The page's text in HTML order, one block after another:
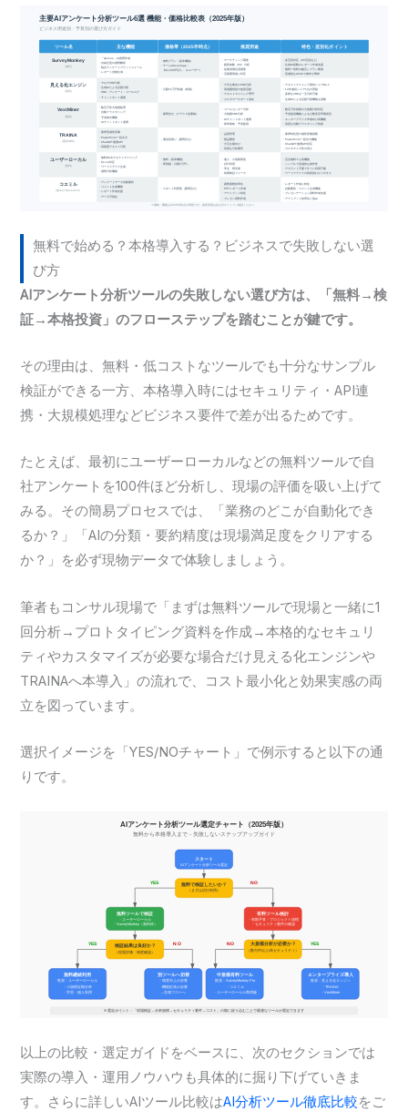
無料で始める？本格導入する？ビジネスで失敗しない選
び方
AIアンケート分析ツールの失敗しない選び方は、「無料→検
証→本格投資」のフローステップを踏むことが鍵です。
その理由は、無料・低コストなツールでも十分なサンプル
検証ができる一方、本格導入時にはセキュリティ・API連
携・大規模処理などビジネス要件で差が出るためです。
たとえば、最初にユーザーローカルなどの無料ツールで自
社アンケートを100件ほど分析し、現場の評価を吸い上げて
みる。その簡易プロセスでは、「業務のどこが自動化でき
るか？」「AIの分類・要約精度は現場満足度をクリアする
か？」を必ず現物データで体験しましょう。
筆者もコンサル現場で「まずは無料ツールで現場と一緒に1
回分析→プロトタイピング資料を作成→本格的なセキュリ
ティやカスタマイズが必要な場合だけ見える化エンジンや
TRAINAへ本導入」の流れで、コスト最小化と効果実感の両
立を図っています。
選択イメージを「YES/NOチャート」で例示すると以下の通
りです。
以上の比較・選定ガイドをベースに、次のセクションでは
実際の導入・運用ノウハウも具体的に掘り下げていきま
す。さらに詳しいAIツール比較はAI分析ツール徹底比較をご